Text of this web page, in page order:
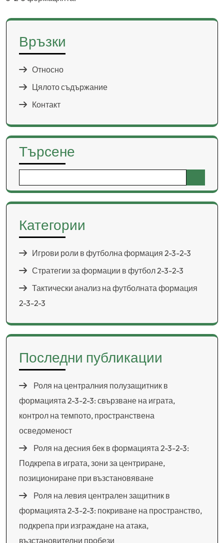
Връзки
Относно
Цялото съдържание
Контакт
Търсене
for:
Категории
Игрови роли в футболна формация 2-3-2-3
Стратегии за формации в футбол 2-3-2-3
Тактически анализ на футболната формация
2-3-2-3
Последни публикации
Роля на централния полузащитник в
формацията 2-3-2-3: свързване на играта,
контрол на темпото, пространствена
осведоменост
Роля на десния бек в формацията 2-3-2-3:
Подкрепа в играта, зони за центриране,
позициониране при възстановяване
Роля на левия централен защитник в
формацията 2-3-2-3: покриване на пространство,
подкрепа при изграждане на атака,
възстановителни пробези